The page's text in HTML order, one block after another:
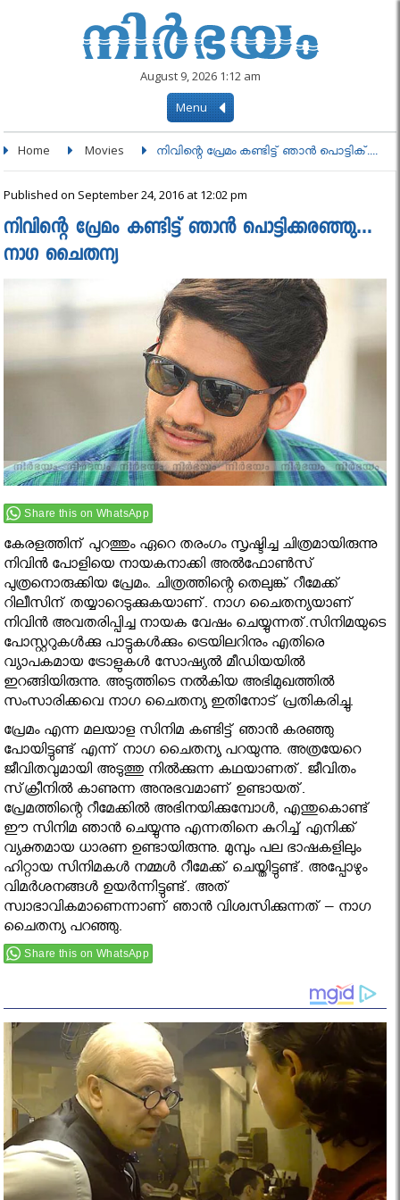
August 9, 2026 1:12 am
Menu
Home Movies നിവിന്റെ പ്രേമം കണ്ടിട്ട് ഞാന്‍ പൊട്ടിക്....
Published on September 24, 2016 at 12:02 pm
നിവിന്റെ പ്രേമം കണ്ടിട്ട് ഞാന്‍ പൊട്ടിക്കരഞ്ഞു…
നാഗ ചൈതന്യ
Share this on WhatsApp
കേരളത്തിന് പുറത്തും ഏറെ തരംഗം സൃഷ്ടിച്ച ചിത്രമായിരുന്നു
നിവിൻ പോളിയെ നായകനാക്കി അല്‍ഫോണ്‍സ്
പുത്രനൊരുക്കിയ പ്രേമം. ചിത്രത്തിന്റെ തെലുങ്ക് റീമേക്ക്
റിലീസിന് തയ്യാറെടുക്കുകയാണ്. നാഗ ചൈതന്യയാണ്
നിവിന്‍ അവതരിപ്പിച്ച നായക വേഷം ചെയ്യുന്നത്.സിനിമയുടെ
പോസ്റ്ററുകള്‍ക്കു പാട്ടുകള്‍ക്കും ട്രെയിലറിനും എതിരെ
വ്യാപകമായ ട്രോളുകള്‍ സോഷ്യല്‍ മീഡിയയില്‍
ഇറങ്ങിയിരുന്നു. അടുത്തിടെ നല്‍കിയ അഭിമുഖത്തില്‍
സംസാരിക്കവെ നാഗ ചൈതന്യ ഇതിനോട് പ്രതികരിച്ചു.
പ്രേമം എന്ന മലയാള സിനിമ കണ്ടിട്ട് ഞാന്‍ കരഞ്ഞു
പോയിട്ടുണ്ട് എന്ന് നാഗ ചൈതന്യ പറയുന്നു. അത്രയേറെ
ജീവിതവുമായി അടുത്തു നില്‍ക്കുന്ന കഥയാണത്. ജീവിതം
സ്‌ക്രീനില്‍ കാണുന്ന അനുഭവമാണ് ഉണ്ടായത്.
പ്രേമത്തിന്റെ റീമേക്കില്‍ അഭിനയിക്കുമ്പോള്‍, എന്തുകൊണ്ട്
ഈ സിനിമ ഞാന്‍ ചെയ്യുന്നു എന്നതിനെ കുറിച്ച് എനിക്ക്
വ്യക്തമായ ധാരണ ഉണ്ടായിരുന്നു. മുമ്പും പല ഭാഷകളിലും
ഹിറ്റായ സിനിമകള്‍ നമ്മള്‍ റീമേക്ക് ചെയ്തിട്ടുണ്ട്. അപ്പോഴും
വിമര്‍ശനങ്ങള്‍ ഉയര്‍ന്നിട്ടുണ്ട്. അത്
സ്വാഭാവികമാണെന്നാണ് ഞാന്‍ വിശ്വസിക്കുന്നത് – നാഗ
ചൈതന്യ പറഞ്ഞു.
Share this on WhatsApp